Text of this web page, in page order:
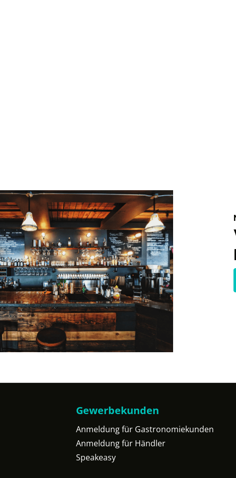
Gewerbekunden
Anmeldung für Gastronomiekunden
Anmeldung für Händler
Speakeasy